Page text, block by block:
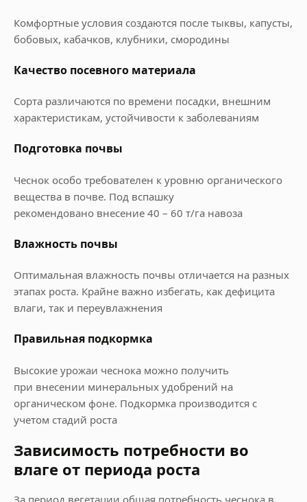
Комфортные условия создаются после тыквы, капусты,
бобовых, кабачков, клубники, смородины
Качество посевного материала
Сорта различаются по времени посадки, внешним
характеристикам, устойчивости к заболеваниям
Подготовка почвы
Чеснок особо требователен к уровню органического
вещества в почве. Под вспашку
рекомендовано внесение 40 – 60 т/га навоза
Влажность почвы
Оптимальная влажность почвы отличается на разных
этапах роста. Крайне важно избегать, как дефицита
влаги, так и переувлажнения
Правильная подкормка
Высокие урожаи чеснока можно получить
при внесении минеральных удобрений на
органическом фоне. Подкормка производится с
учетом стадий роста
Зависимость потребности во
влаге от периода роста